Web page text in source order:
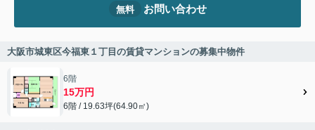
無料 お問い合わせ
大阪市城東区今福東１丁目の賃貸マンションの募集中物件
6階
15万円
6階 / 19.63坪(64.90㎡)